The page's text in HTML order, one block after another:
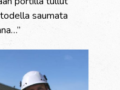
saumata